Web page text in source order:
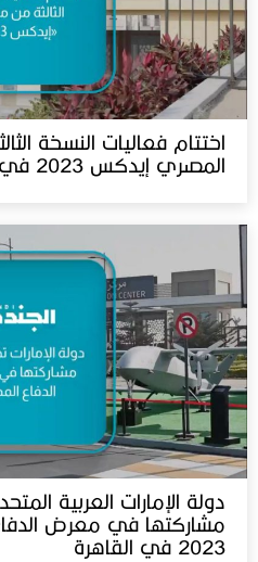
اختتام فعاليات النسخة
المصري إيدكس 2023 في القاهرة
دولة الإمارات العربية
مشاركتها في معرض
2023 في القاهرة